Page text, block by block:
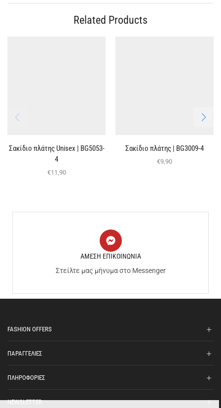
Related Products
Σακίδιο πλάτης Unisex | BG5053-
4
€11,90
Σακίδιο πλάτης | BG3009-4
€9,90
ΑΜΕΣΗ ΕΠΙΚΟΙΝΩΝΙΑ
Στείλτε μας μήνυμα στο Messenger
FASHION OFFERS
ΠΑΡΑΓΓΕΛΙΕΣ
ΠΛΗΡΟΦΟΡΙΕΣ
NEWSLETTER